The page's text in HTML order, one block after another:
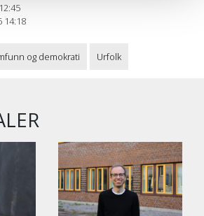
14:18
og demokrati Urfolk